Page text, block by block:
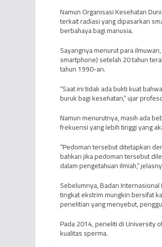
Namun Organisasi Kesehatan
terkait radiasi yang dipasarkan
berbahaya bagi manusia.
Sayangnya menurut para
smartphone) setelah 20 tahun
tahun 1990-an.
“Saat ini tidak ada bukti kuat
buruk bagi kesehatan,” ujar
Namun menurutnya, masih ada
frekuensi yang lebih tinggi yang
“Pedoman tersebut ditetapkan
bahkan jika pedoman tersebut
dalam pengetahuan ilmiah,”
Sebelumnya, Badan
tingkat ekstrim mungkin bersifat
penelitian yang menyebut,
Pada 2014, peneliti di University
kualitas sperma.